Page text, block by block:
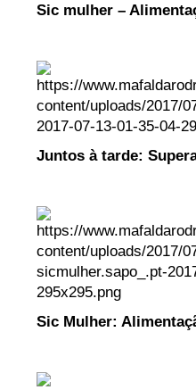
Sic mulher –
Juntos à tarde:
Sic Mulher: